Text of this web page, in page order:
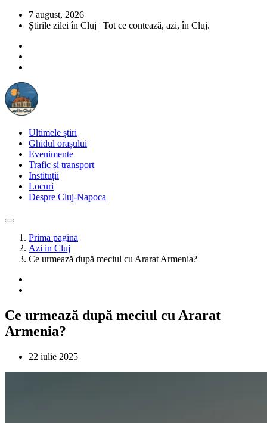
7 august, 2026
Știrile zilei în Cluj | Tot ce contează, azi, în Cluj.
Ultimele știri
Ghidul orașului
Evenimente
Trafic și transport
Instituții
Locuri
Despre Cluj-Napoca
Prima pagina
Azi in Cluj
Ce urmează după meciul cu Ararat Armenia?
Ce urmează după meciul cu Ararat
Armenia?
22 iulie 2025